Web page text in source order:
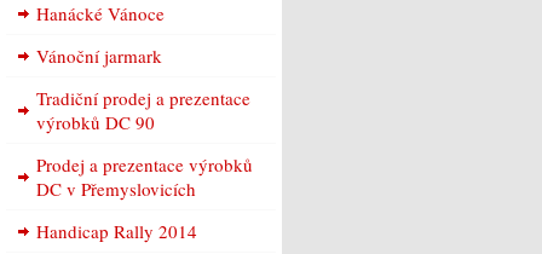
Hanácké Vánoce
Vánoční jarmark
Tradiční prodej a prezentace
výrobků DC 90
Prodej a prezentace výrobků
DC v Přemyslovicích
Handicap Rally 2014